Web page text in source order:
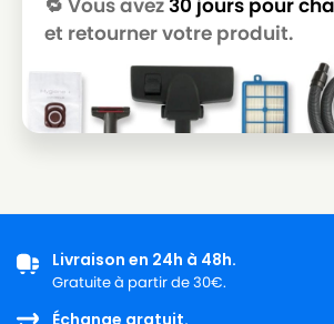
🔁 Vous avez30 jours pour
et retourner votre produit.
Livraison en 24h à 48h.
Gratuite à partir de 30€.
Échange gratuit.